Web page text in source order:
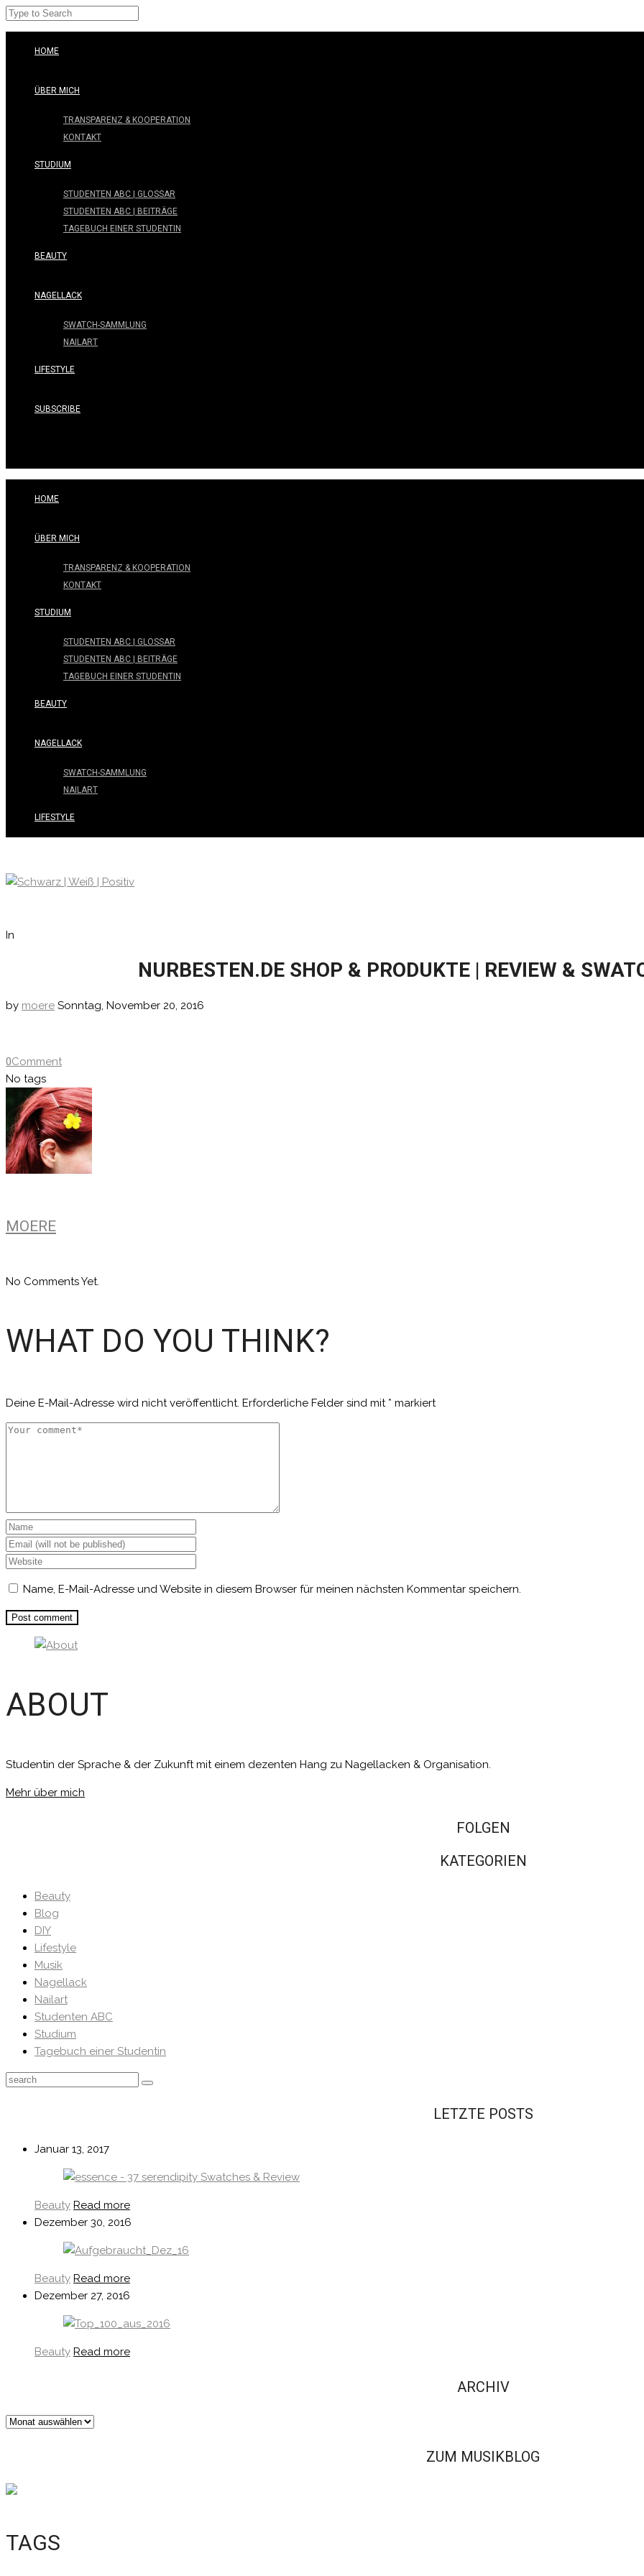
HOME
ÜBER MICH
TRANSPARENZ & KOOPERATION
KONTAKT
STUDIUM
STUDENTEN ABC | GLOSSAR
STUDENTEN ABC | BEITRÄGE
TAGEBUCH EINER STUDENTIN
BEAUTY
NAGELLACK
SWATCH-SAMMLUNG
NAILART
LIFESTYLE
SUBSCRIBE
HOME
ÜBER MICH
TRANSPARENZ & KOOPERATION
KONTAKT
STUDIUM
STUDENTEN ABC | GLOSSAR
STUDENTEN ABC | BEITRÄGE
TAGEBUCH EINER STUDENTIN
BEAUTY
NAGELLACK
SWATCH-SAMMLUNG
NAILART
LIFESTYLE
In
NURBESTEN.DE SHOP & PRODUKTE | REVIEW &
by moere Sonntag, November 20, 2016
0Comment
No tags
MOERE
No Comments Yet.
WHAT DO YOU THINK?
Deine E-Mail-Adresse wird nicht veröffentlicht. Erforderliche Felder sind mit * markiert
Name, E-Mail-Adresse und Website in diesem Browser für meinen nächsten Kommentar speichern.
ABOUT
Studentin der Sprache & der Zukunft mit einem dezenten Hang zu Nagellacken & Organisation.
Mehr über mich
FOLGEN
KATEGORIEN
Beauty
Blog
DIY
Lifestyle
Musik
Nagellack
Nailart
Studenten ABC
Studium
Tagebuch einer Studentin
LETZTE POSTS
Januar 13, 2017
Beauty Read more
Dezember 30, 2016
Beauty Read more
Dezember 27, 2016
Beauty Read more
ARCHIV
Archiv
ZUM MUSIKBLOG
TAGS